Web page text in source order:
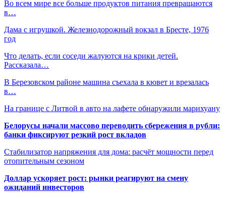
Во всем мире все больше продуктов питания превращаются
в…
Дама с игрушкой. Железнодорожный вокзал в Бресте, 1976
год
Что делать, если соседи жалуются на крики детей.
Рассказала…
В Березовском районе машина съехала в кювет и врезалась
в…
На границе с Литвой в авто на лафете обнаружили марихуану
Белорусы начали массово переводить сбережения в рубли:
банки фиксируют резкий рост вкладов
Стабилизатор напряжения для дома: расчёт мощности перед
отопительным сезоном
Доллар ускоряет рост: рынки реагируют на смену
ожиданий инвесторов